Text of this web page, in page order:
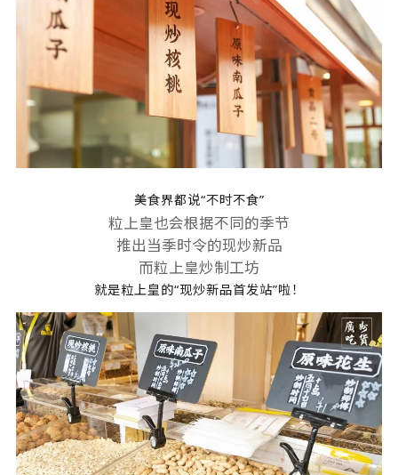
美食界都说“不时不食”
粒上皇也会根据不同的季节
推出当季时令的现炒新品
而粒上皇炒制工坊
就是粒上皇的“现炒新品首发站”啦！